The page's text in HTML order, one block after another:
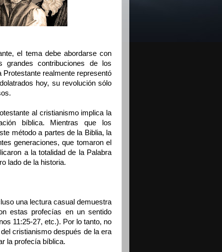
el tema debe abordarse con
grandes contribuciones de los
realmente representó
hoy, su revolución sólo
al cristianismo implica la
bíblica. Mientras que los
método a partes de la Biblia, la
generaciones, que tomaron el
a la totalidad de la Palabra
lado de la historia.
una lectura casual demuestra
estas profecías en un sentido
11:25-27, etc.). Por lo tanto, no
cristianismo después de la era
la profecía bíblica.